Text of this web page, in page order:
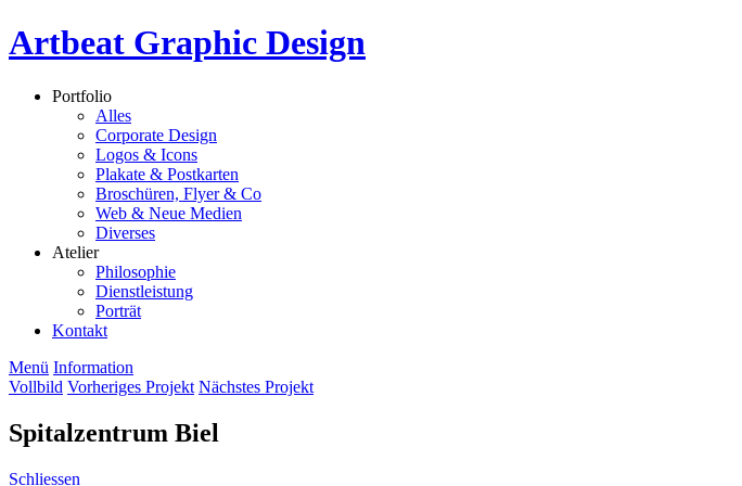
Artbeat Graphic Design
Portfolio
Alles
Corporate Design
Logos & Icons
Plakate & Postkarten
Broschüren, Flyer & Co
Web & Neue Medien
Diverses
Atelier
Philosophie
Dienstleistung
Porträt
Kontakt
Menü Information
Vollbild Vorheriges Projekt Nächstes Projekt
Spitalzentrum Biel
Schliessen